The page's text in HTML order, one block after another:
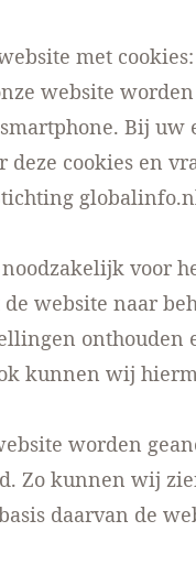
met
website
Bij uw
cookies en
noodzakelijk voor
website naar
onthouden
kunnen wij
worden
Zo kunnen wij
daarvan de